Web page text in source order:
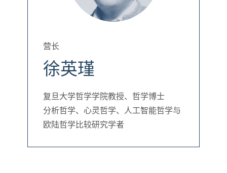
营长
徐英瑾
复旦大学哲学学院教授、哲学博士
分析哲学、心灵哲学、人工智能哲学与
欧陆哲学比较研究学者